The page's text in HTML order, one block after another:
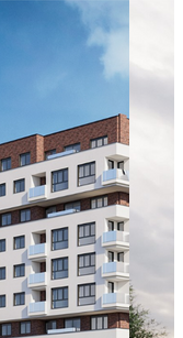
Prishtina e Re.
Prishtina e Re.
99,1
2